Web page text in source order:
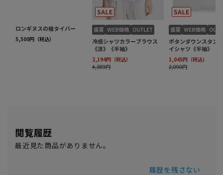
閲覧履歴
最近見た商品がありません。
履歴を残さない